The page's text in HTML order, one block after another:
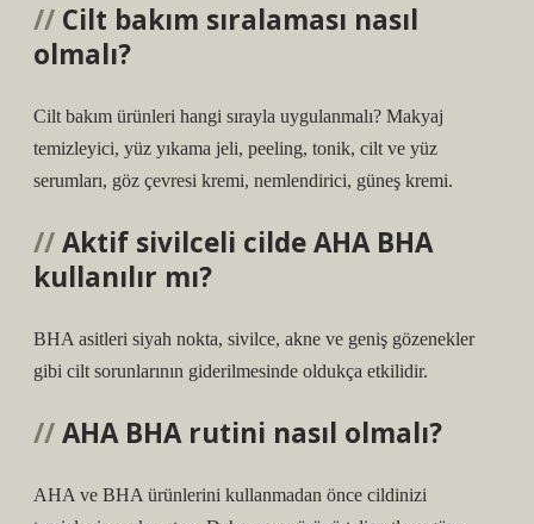
Cilt bakım sıralaması nasıl
olmalı?
Cilt bakım ürünleri hangi sırayla uygulanmalı? Makyaj
temizleyici, yüz yıkama jeli, peeling, tonik, cilt ve yüz
serumları, göz çevresi kremi, nemlendirici, güneş kremi.
Aktif sivilceli cilde AHA BHA
kullanılır mı?
BHA asitleri siyah nokta, sivilce, akne ve geniş gözenekler
gibi cilt sorunlarının giderilmesinde oldukça etkilidir.
AHA BHA rutini nasıl olmalı?
AHA ve BHA ürünlerini kullanmadan önce cildinizi